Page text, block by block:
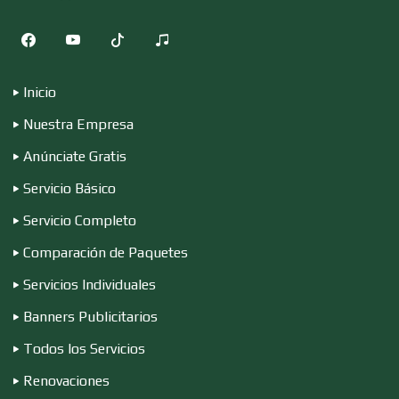
Cocinas Integrales
Construcciones en General
Inicio
Nuestra Empresa
Anúnciate Gratis
Servicio Básico
Servicio Completo
Comparación de Paquetes
Servicios Individuales
Banners Publicitarios
Todos los Servicios
Renovaciones